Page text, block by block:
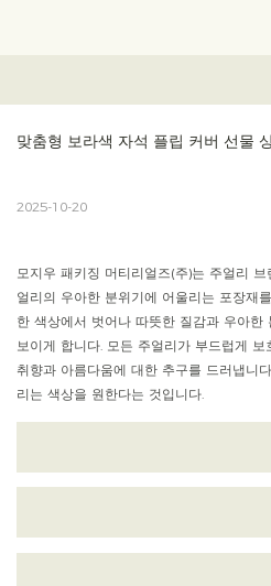
맞춤형 보라색 자석 플립 커버 선물
2025-10-20
모지우 패키징 머티리얼즈(주)는 주얼리
얼리의 우아한 분위기에 어울리는 포장재
한 색상에서 벗어나 따뜻한 질감과 우아한
보이게 합니다. 모든 주얼리가 부드럽게
취향과 아름다움에 대한 추구를 드러냅니
리는 색상을 원한다는 것입니다.